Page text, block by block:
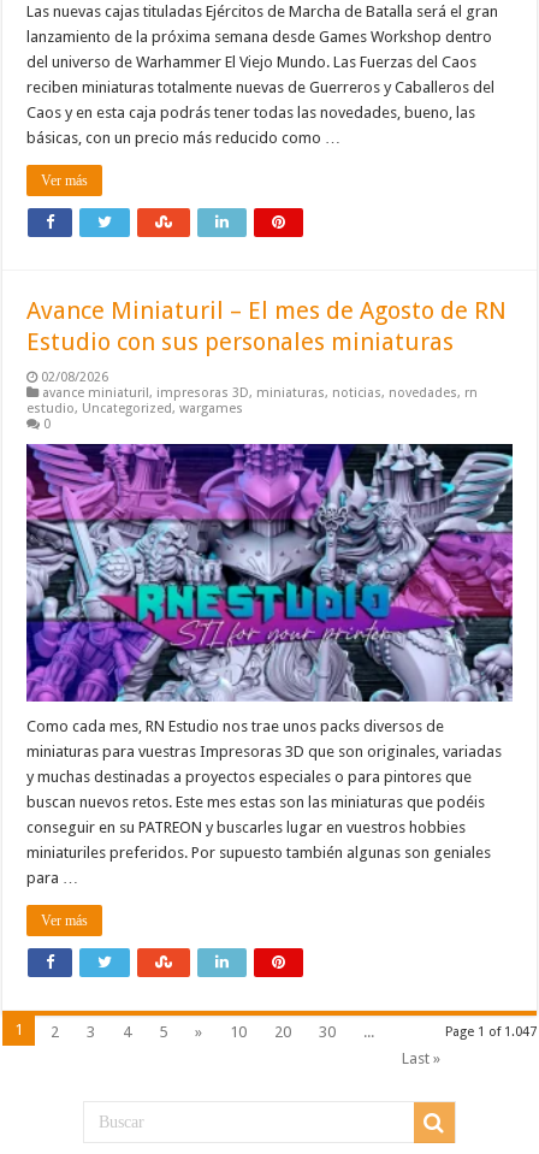
Las nuevas cajas tituladas Ejércitos de Marcha de Batalla será el gran
lanzamiento de la próxima semana desde Games Workshop dentro
del universo de Warhammer El Viejo Mundo. Las Fuerzas del Caos
reciben miniaturas totalmente nuevas de Guerreros y Caballeros del
Caos y en esta caja podrás tener todas las novedades, bueno, las
básicas, con un precio más reducido como …
Ver más
Avance Miniaturil – El mes de Agosto de RN
Estudio con sus personales miniaturas
02/08/2026
avance miniaturil, impresoras 3D, miniaturas, noticias, novedades, rn
estudio, Uncategorized,wargames
0
Como cada mes, RN Estudio nos trae unos packs diversos de
miniaturas para vuestras Impresoras 3D que son originales, variadas
y muchas destinadas a proyectos especiales o para pintores que
buscan nuevos retos. Este mes estas son las miniaturas que podéis
conseguir en su PATREON y buscarles lugar en vuestros hobbies
miniaturiles preferidos. Por supuesto también algunas son geniales
para …
Ver más
Page 1 of 1.047
1 2 3 4 5 » 10 20 30
...
Last »